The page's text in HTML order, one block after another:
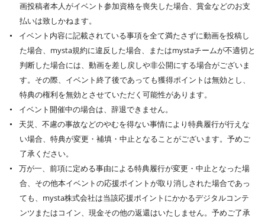
画投稿者本人がイベント参加資格を喪失した場合、賞金などのお支
払いは致しかねます。
イベント内容に記載されている事項を全て満たさずに動画を投稿し
た場合、mysta規約に違反した場合、またはmystaチームが不適切と
判断した場合には、動画を差し戻しや非公開にする場合がございま
す。その際、イベント終了後であっても獲得ポイントは無効とし、
特典の権利を無効とさせていただく可能性があります。
イベント開催中の場合は、辞退できません。
天災、不慮の事故などのやむを得ない事情により特典履行が行えな
い場合、特典が変更・補填・中止となることがございます。予めご
了承ください。
万が一、前項に定める事由による特典履行が変更・中止となった場
合、その他本イベントの応援ポイントが取り消しされた場合であっ
ても、mysta株式会社は当該応援ポイントにかかるデジタルコンテ
ンツまたはコイン、現金その他の返還はいたしません。予めご了承